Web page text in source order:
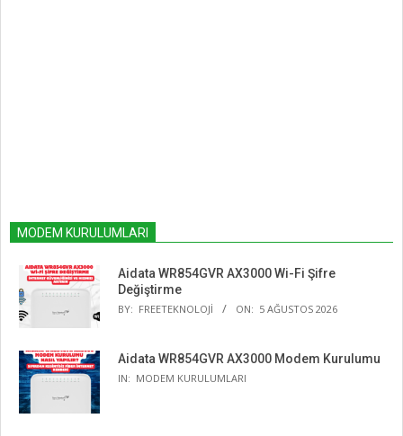
MODEM KURULUMLARI
Aidata WR854GVR AX3000 Wi-Fi Şifre
Değiştirme
BY: FREETEKNOLOJI ON: 5 AĞUSTOS 2026
Aidata WR854GVR AX3000 Modem Kurulumu
IN: MODEM KURULUMLARI